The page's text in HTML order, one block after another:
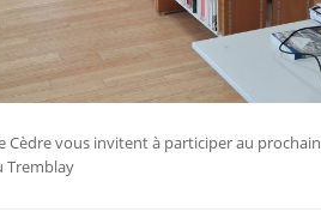
Cèdre vous invitent à participer au prochain
Tremblay